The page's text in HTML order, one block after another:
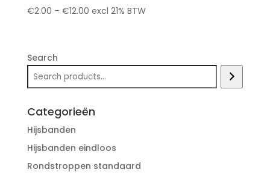
€2.00 – €12.00 excl 21% BTW
Search
Categorieën
Hijsbanden
Hijsbanden eindloos
Rondstroppen standaard